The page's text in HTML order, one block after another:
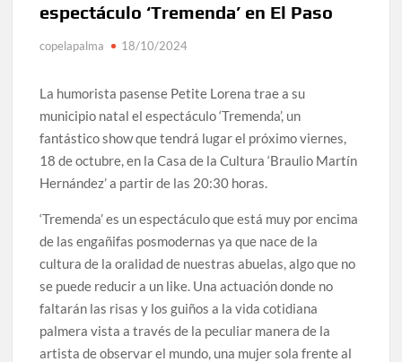
espectáculo ‘Tremenda’ en El Paso
copelapalma 18/10/2024
La humorista pasense Petite Lorena trae a su
municipio natal el espectáculo ‘Tremenda’, un
fantástico show que tendrá lugar el próximo viernes,
18 de octubre, en la Casa de la Cultura ‘Braulio Martín
Hernández’ a partir de las 20:30 horas.
‘Tremenda’ es un espectáculo que está muy por encima
de las engañifas posmodernas ya que nace de la
cultura de la oralidad de nuestras abuelas, algo que no
se puede reducir a un like. Una actuación donde no
faltarán las risas y los guiños a la vida cotidiana
palmera vista a través de la peculiar manera de la
artista de observar el mundo, una mujer sola frente al